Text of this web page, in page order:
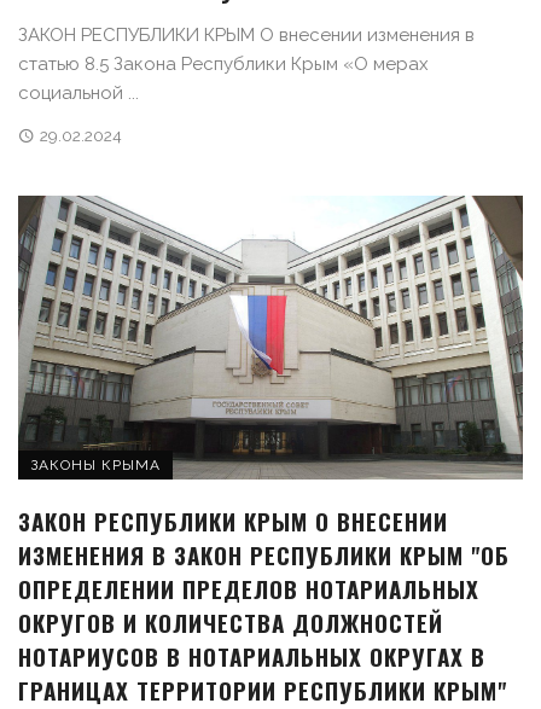
ЗАКОН РЕСПУБЛИКИ КРЫМ О внесении изменения в
статью 8.5 Закона Республики Крым «О мерах
социальной ...
29.02.2024
ЗАКОНЫ КРЫМА
ЗАКОН РЕСПУБЛИКИ КРЫМ О ВНЕСЕНИИ
ИЗМЕНЕНИЯ В ЗАКОН РЕСПУБЛИКИ КРЫМ "ОБ
ОПРЕДЕЛЕНИИ ПРЕДЕЛОВ НОТАРИАЛЬНЫХ
ОКРУГОВ И КОЛИЧЕСТВА ДОЛЖНОСТЕЙ
НОТАРИУСОВ В НОТАРИАЛЬНЫХ ОКРУГАХ В
ГРАНИЦАХ ТЕРРИТОРИИ РЕСПУБЛИКИ КРЫМ"